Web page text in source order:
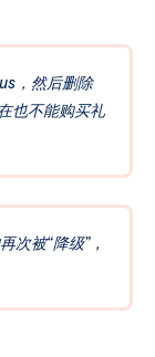
，然后删除
也不能购买礼
次被“降级”，